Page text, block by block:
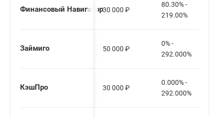
Финансовый Навигатор30 000 ₽
80.30% -
219.00%
Займиго 50 000 ₽
0% -
292.000%
КэшПро 30 000 ₽
0.000% -
292.000%